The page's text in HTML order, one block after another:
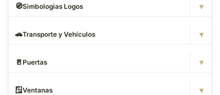
🧭Simbologias Logos ▾
🚗Transporte y Vehículos ▾
🚪 Puertas ▾
🪟Ventanas ▾